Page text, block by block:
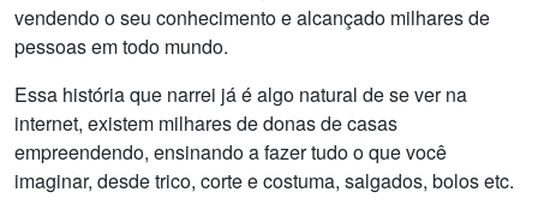
vendendo o seu conhecimento e alcançado milhares de
pessoas em todo mundo.
Essa história que narrei já é algo natural de se ver na
internet, existem milhares de donas de casas
empreendendo, ensinando a fazer tudo o que você
imaginar, desde trico, corte e costuma, salgados, bolos etc.